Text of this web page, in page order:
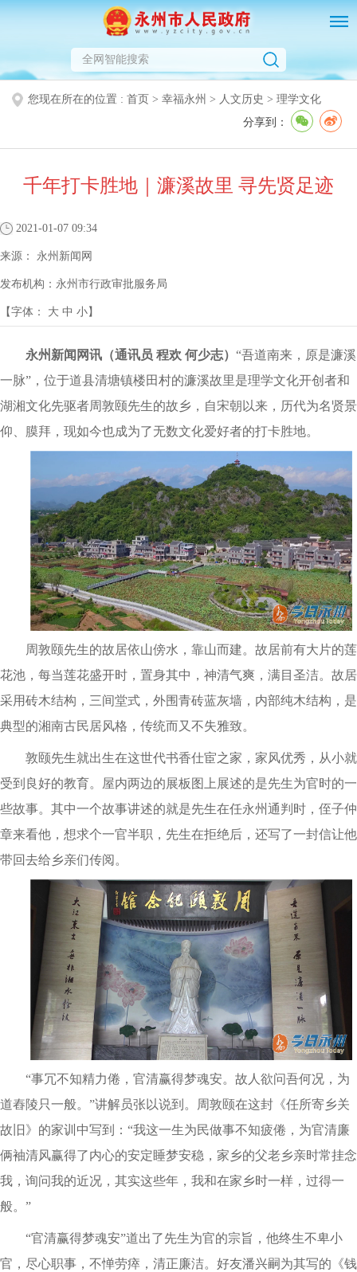
您现在所在的位置 : 首页 > 幸福永州 > 人文历史 > 理学文化
分享到：
千年打卡胜地｜濂溪故里 寻先贤足迹
2021-01-07 09:34
来源： 永州新闻网
发布机构： 永州市行政审批服务局
【字体： 大 中 小】
永州新闻网讯（通讯员 程欢 何少志） “吾道南来，原是濂溪
一脉”，位于道县清塘镇楼田村的濂溪故里是理学文化开创者和
湖湘文化先驱者周敦颐先生的故乡，自宋朝以来，历代为名贤景
仰、膜拜，现如今也成为了无数文化爱好者的打卡胜地。
周敦颐先生的故居依山傍水，靠山而建。故居前有大片的莲
花池，每当莲花盛开时，置身其中，神清气爽，满目圣洁。故居
采用砖木结构，三间堂式，外围青砖蓝灰墙，内部纯木结构，是
典型的湘南古民居风格，传统而又不失雅致。
敦颐先生就出生在这世代书香仕宦之家，家风优秀，从小就
受到良好的教育。屋内两边的展板图上展述的是先生为官时的一
些故事。其中一个故事讲述的就是先生在任永州通判时，侄子仲
章来看他，想求个一官半职，先生在拒绝后，还写了一封信让他
带回去给乡亲们传阅。
“事冗不知精力倦，官清赢得梦魂安。故人欲问吾何况，为
道舂陵只一般。”讲解员张以说到。周敦颐在这封《任所寄乡关
故旧》的家训中写到：“我这一生为民做事不知疲倦，为官清廉
俩袖清风赢得了内心的安定睡梦安稳，家乡的父老乡亲时常挂念
我，询问我的近况，其实这些年，我和在家乡时一样，过得一
般。”
“官清赢得梦魂安”道出了先生为官的宗旨，他终生不卑小
官，尽心职事，不惮劳瘁，清正廉洁。好友潘兴嗣为其写的《钱